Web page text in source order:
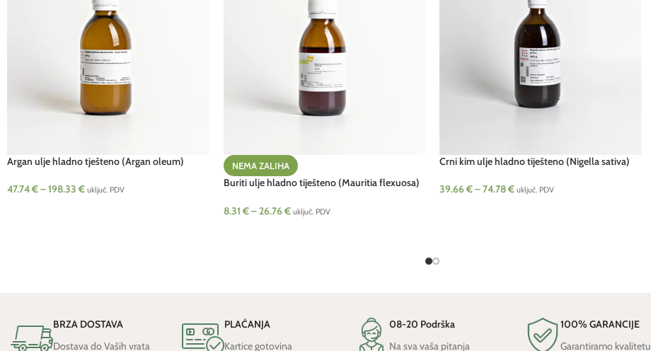
Argan ulje hladno tješteno (Argan oleum)
47.74€–198.33 € uključ. PDV
NEMA ZALIHA
Buriti ulje hladno tiješteno (Mauritia flexuosa)
8.31 €–26.76€ uključ. PDV
Crni kim ulje hladno tiješteno (Nigella sativa)
39.66€–74.78€ uključ. PDV
BRZA DOSTAVA
Dostava do Vaših vrata
PLAĆANJA
Kartice gotovina
08-20 Podrška
Na sva vaša pitanja
100% GARANCIJE
Garantiramo kvalitetu